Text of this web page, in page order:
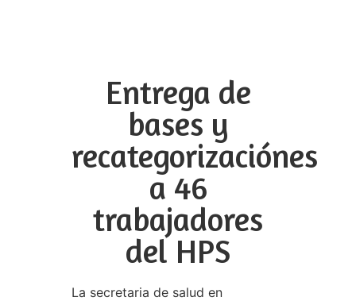
Entrega de
bases y
recategorizaciónes
a 46
trabajadores
del HPS
La secretaria de salud en